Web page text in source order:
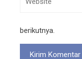
berikutnya.